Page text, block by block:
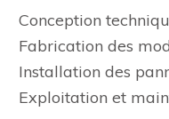
Conception
Fabrication des
Installation des
Exploitation et